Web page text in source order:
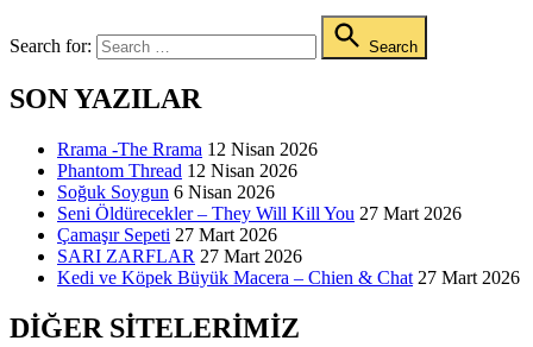
Search for: Search
SON YAZILAR
Rrama -The Rrama 12 Nisan 2026
Phantom Thread 12 Nisan 2026
Soğuk Soygun 6 Nisan 2026
Seni Öldürecekler – They Will Kill You 27 Mart 2026
Çamaşır Sepeti 27 Mart 2026
SARI ZARFLAR 27 Mart 2026
Kedi ve Köpek Büyük Macera – Chien & Chat 27 Mart 2026
DIĞER SITELERIMIZ